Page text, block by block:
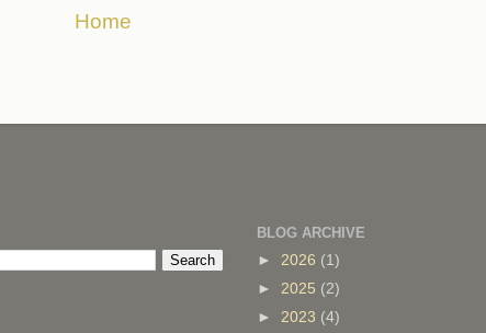
Home
BLOG ARCHIVE
► 2026 (1)
► 2025 (2)
► 2023 (4)